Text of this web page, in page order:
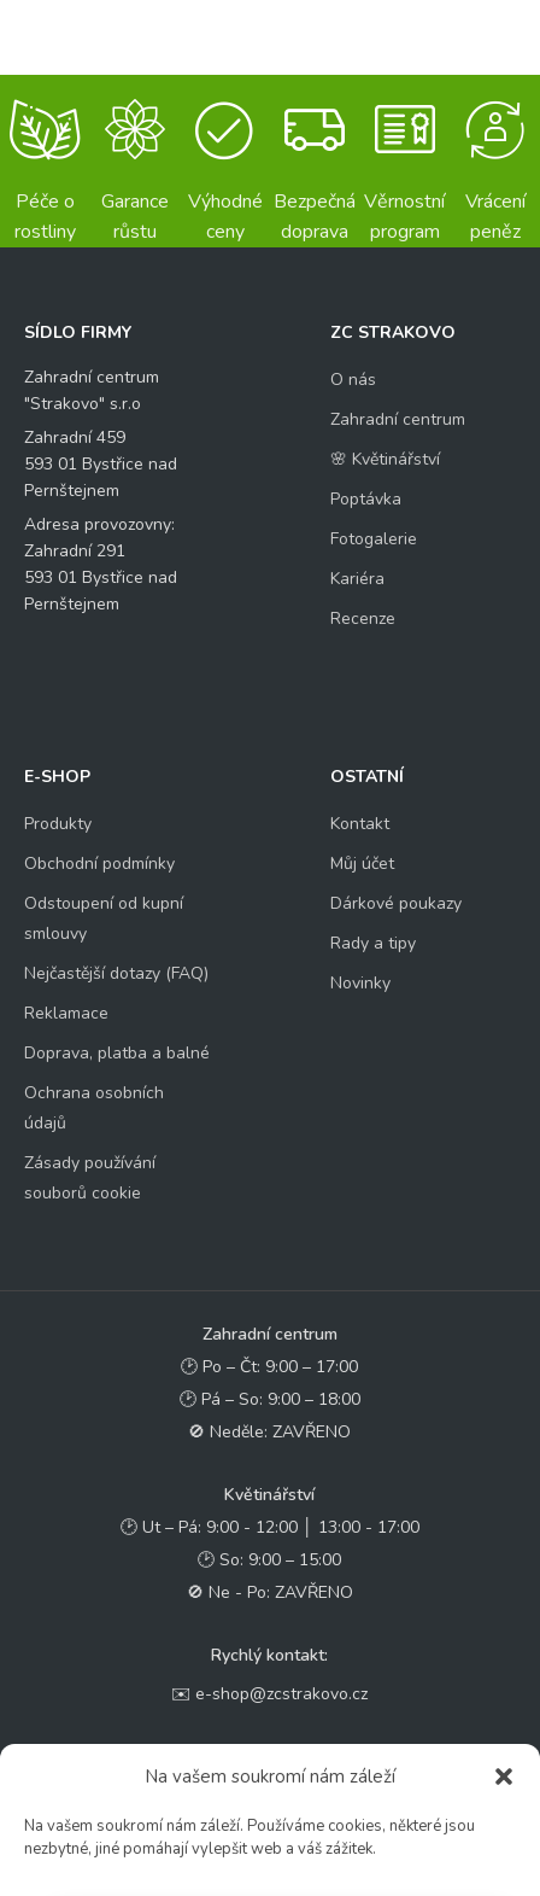
Na vašem soukromí nám záleží
Na vašem soukromí nám záleží. Používáme cookies, některé jsou
nezbytné, jiné pomáhají vylepšit web a váš zážitek.
Péče o
rostliny
Garance
růstu
Výhodné
ceny
Bezpečná
doprava
Věrnostní
program
Vrácení
peněz
SÍDLO FIRMY
Zahradní centrum
"Strakovo" s.r.o
Zahradní 459
593 01 Bystřice nad
Pernštejnem
Adresa provozovny:
Zahradní 291
593 01 Bystřice nad
Pernštejnem
ZC STRAKOVO
O nás
Zahradní centrum
🌸 Květinářství
Poptávka
Fotogalerie
Kariéra
Recenze
E-SHOP
Produkty
Obchodní podmínky
Odstoupení od kupní
smlouvy
Nejčastější dotazy (FAQ)
Reklamace
Doprava, platba a balné
Ochrana osobních
údajů
Zásady používání
souborů cookie
OSTATNÍ
Kontakt
Můj účet
Dárkové poukazy
Rady a tipy
Novinky
Zahradní centrum
🕑 Po – Čt: 9:00 – 17:00
🕑 Pá – So: 9:00 – 18:00
🚫 Neděle: ZAVŘENO
Květinářství
🕑 Ut – Pá: 9:00 - 12:00 │ 13:00 - 17:00
🕑 So: 9:00 – 15:00
🚫 Ne - Po: ZAVŘENO
Rychlý kontakt:
✉️ e-shop@zcstrakovo.cz